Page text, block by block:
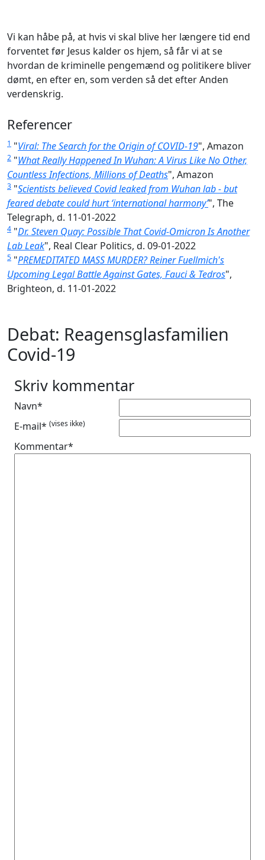
Vi kan håbe på, at hvis vi skal blive her længere tid end
forventet før Jesus kalder os hjem, så får vi at se
hvordan de kriminelle pengemænd og politikere bliver
dømt, en efter en, som verden så det efter Anden
verdenskrig.
Referencer
1 "Viral: The Search for the Origin of COVID-19", Amazon
2 "What Really Happened In Wuhan: A Virus Like No Other,
Countless Infections, Millions of Deaths", Amazon
3 "Scientists believed Covid leaked from Wuhan lab - but
feared debate could hurt ‘international harmony’", The
Telegraph, d. 11-01-2022
4 "Dr. Steven Quay: Possible That Covid-Omicron Is Another
Lab Leak", Real Clear Politics, d. 09-01-2022
5 "PREMEDITATED MASS MURDER? Reiner Fuellmich's
Upcoming Legal Battle Against Gates, Fauci & Tedros",
Brighteon, d. 11-01-2022
Debat: Reagensglasfamilien
Covid-19
Skriv kommentar
Navn*
E-mail* (vises ikke)
Kommentar*